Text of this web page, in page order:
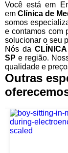
Você está em
em Clínica de
somos
e contamos com
solucionar o seu
Nós da
SP e região.
qualidade e
Outras